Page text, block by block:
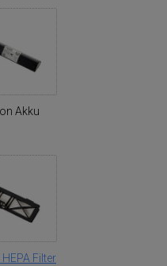
Akku
Filter